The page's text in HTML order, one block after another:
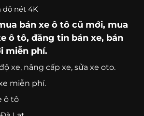
độ nét 4K
bán xe ô tô cũ mới, mua
ô tô, đăng tin bán xe, bán
miễn phí.
xe, nâng cấp xe, sửa xe oto.
miễn phí.
ô tô